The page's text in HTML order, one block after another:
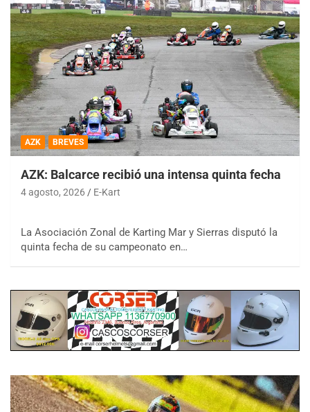
AZK BREVES
AZK: Balcarce recibió una intensa quinta fecha
4 agosto, 2026 E-Kart
La Asociación Zonal de Karting Mar y Sierras disputó la
quinta fecha de su campeonato en…